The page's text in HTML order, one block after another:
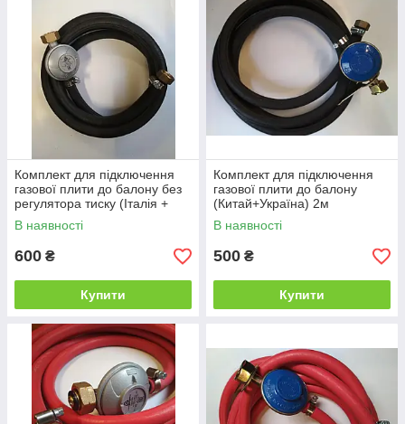
Комплект для підключення
газової плити до балону без
регулятора тиску (Італія +
Україна) 2м
В наявності
600 ₴
Купити
Комплект для підключення
газової плити до балону
(Китай+Україна) 2м
В наявності
500 ₴
Купити